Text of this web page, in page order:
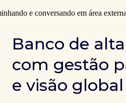
Banco de
com gestão
e visão global